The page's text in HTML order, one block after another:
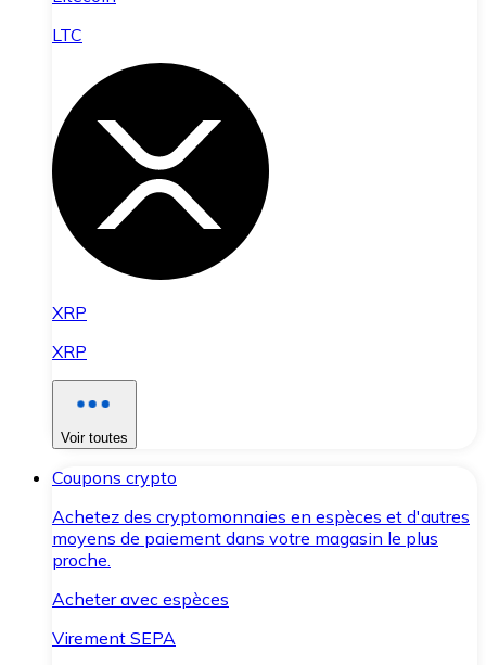
LTC
XRP
XRP
Voir toutes
Coupons crypto
Achetez des cryptomonnaies en espèces et d'autres
moyens de paiement dans votre magasin le plus
proche.
Acheter avec espèces
Virement SEPA